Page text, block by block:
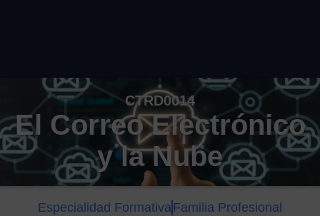
CTRD0014
El Correo Electrónico
y la Nube
Especialidad FormativaFamilia Profesional